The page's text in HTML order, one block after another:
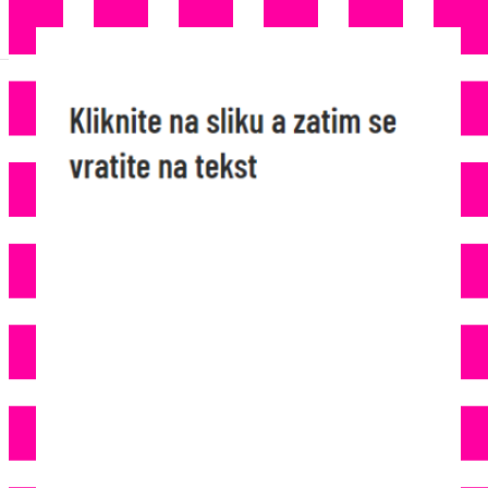
VEĆ DRUGI PUT U 2 MJESECA:
Iz Lidla Se Povučen Proizvod